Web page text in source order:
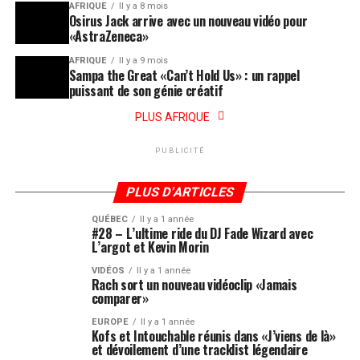
AFRIQUE Il y a 8 mois
Osirus Jack arrive avec un nouveau vidéo pour
«AstraZeneca»
AFRIQUE Il y a 9 mois
Sampa the Great «Can’t Hold Us» : un rappel
puissant de son génie créatif
PLUS AFRIQUE
PUBLICITÉ
PLUS D'ARTICLES
QUÉBEC Il y a 1 année
#28 – L’ultime ride du DJ Fade Wizard avec
L’argot et Kevin Morin
VIDÉOS Il y a 1 année
Rach sort un nouveau vidéoclip «Jamais
comparer»
EUROPE Il y a 1 année
Kofs et Intouchable réunis dans «J’viens de là»
et dévoilement d’une tracklist légendaire